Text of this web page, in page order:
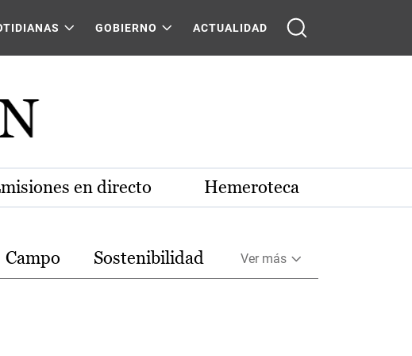
GOBIERNO ACTUALIDAD
en directo Hemeroteca
Campo Sostenibilidad Ver más